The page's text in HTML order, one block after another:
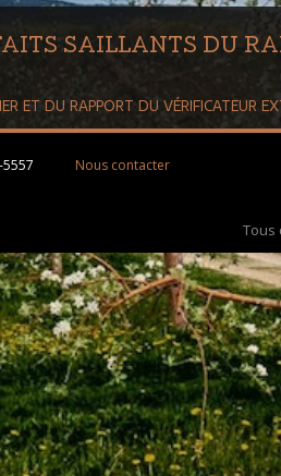
SAILLANTS DU
ET DU RAPPORT DU VÉRIFICATEUR
Nous contacter
Tous